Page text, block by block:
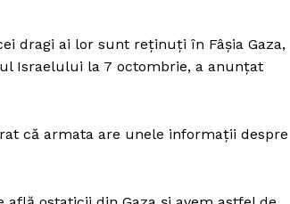
dragi ai lor sunt reținuți în Fâșia Gaza,
Israelului la 7 octombrie, a anunțat
că armata are unele informații despre